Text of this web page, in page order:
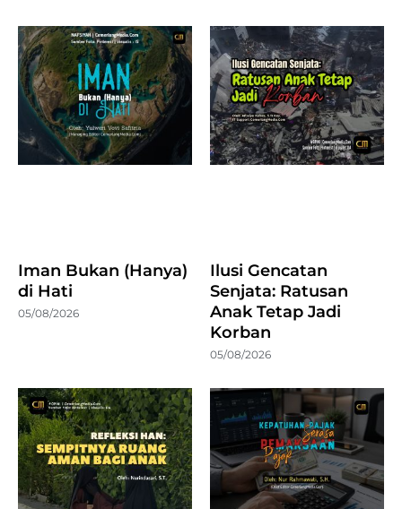
Iman Bukan (Hanya)
di Hati
05/08/2026
Ilusi Gencatan
Senjata: Ratusan
Anak Tetap Jadi
Korban
05/08/2026